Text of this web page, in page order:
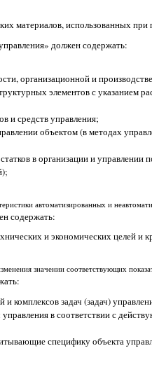
материалов, использованных
должен содержать:
организационной и
элементов с указанием
и средств управления;
объектом (в методах
в организации и
автоматизированных и
содержать:
и экономических целей и
значении соответствующих
задач (задач)
управления в соответствии с
специфику объекта